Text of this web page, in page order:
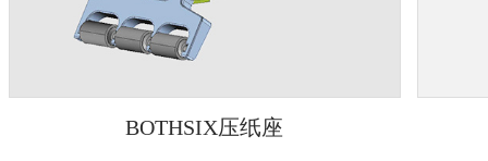
BOTHSIX压纸座